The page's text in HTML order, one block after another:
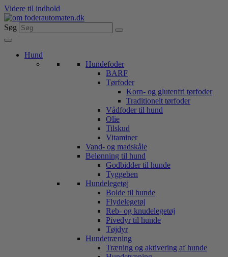
Videre til indhold
Søg
Hund
Hundefoder
BARF
Tørfoder
Korn- og glutenfri tørfoder
Traditionelt tørfoder
Vådfoder til hund
Olie
Tilskud
Vitaminer
Vand- og madskåle
Belønning til hund
Godbidder til hunde
Tyggeben
Hundelegetøj
Bolde til hunde
Flydelegetøj
Reb- og knudelegetøj
Pivedyr til hunde
Tøjdyr
Hundetræning
Træning og aktivering af hunde